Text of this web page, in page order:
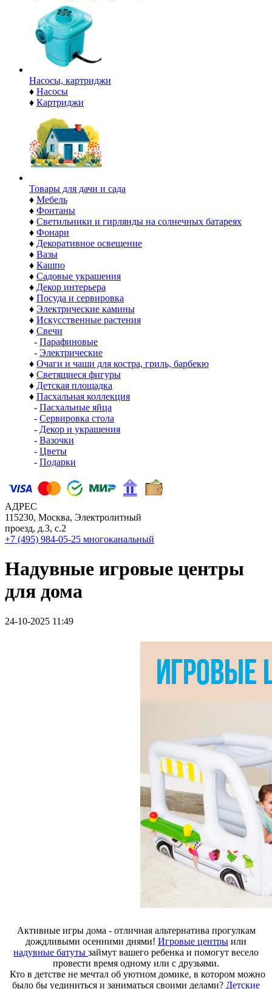
Насосы, картриджи
♦ Насосы
♦ Картриджи
Товары для дачи и сада
♦ Мебель
♦ Фонтаны
♦ Светильники и гирлянды на солнечных батареях
♦ Фонари
♦ Декоративное освещение
♦ Вазы
♦ Кашпо
♦ Садовые украшения
♦ Декор интерьера
♦ Посуда и сервировка
♦ Электрические камины
♦ Искусственные растения
♦ Свечи
- Парафиновые
- Электрические
♦ Очаги и чаши для костра, гриль, барбекю
♦ Светящиеся фигуры
♦ Детская площадка
♦ Пасхальная коллекция
- Пасхальные яйца
- Сервировка стола
- Декор и украшения
- Вазочки
- Цветы
- Подарки
АДРЕС
115230, Москва, Электролитный
проезд, д.3, с.2
+7 (495) 984-05-25 многоканальный
Надувные игровые центры
для дома
24-10-2025 11:49
Активные игры дома - отличная альтернатива прогулкам
дождливыми осенними днями! Игровые центры или
надувные батуты займут вашего ребенка и помогут весело
провести время одному или с друзьями.
Кто в детстве не мечтал об уютном домике, в котором можно
было бы уединиться и заниматься своими делами? Детские